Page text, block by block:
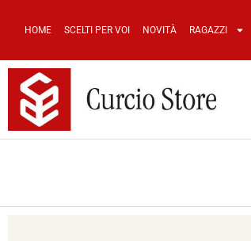
HOME SCELTI PER VOI NOVITÀ RAGAZZI